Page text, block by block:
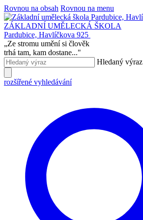
Rovnou na obsah Rovnou na menu
ZÁKLADNÍ UMĚLECKÁ ŠKOLA
Pardubice, Havlíčkova 925
„Ze stromu umění si člověk
trhá tam, kam dostane..."
Hledaný výraz
rozšířené vyhledávání